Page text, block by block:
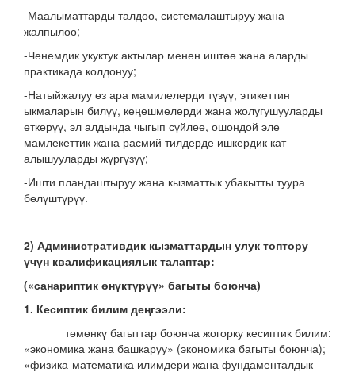
-Маалыматтарды талдоо, системалаштыруу жана
жалпылоо;
-Ченемдик укуктук актылар менен иштөө жана аларды
практикада колдонуу;
-Натыйжалуу өз ара мамилелерди түзүү, этикеттин
ыкмаларын билүү, кеңешмелерди жана жолугушууларды
өткөрүү, эл алдында чыгып сүйлөө, ошондой эле
мамлекеттик жана расмий тилдерде ишкердик кат
алышууларды жүргүзүү;
-Ишти пландаштыруу жана кызматтык убакытты туура
бөлүштүрүү.
2) Административдик кызматтардын улук топтору
үчүн квалификациялык талаптар:
(«санариптик өнүктүрүү» багыты боюнча)
1. Кесиптик билим деңгээли:
төмөнкү багыттар боюнча жогорку кесиптик билим:
«экономика жана башкаруу» (экономика багыты боюнча);
«физика-математика илимдери жана фундаменталдык